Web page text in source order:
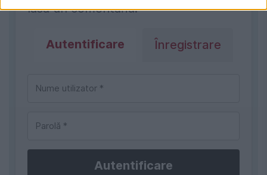
lăsa un comentariu.
Autentificare Înregistrare
Autentificare